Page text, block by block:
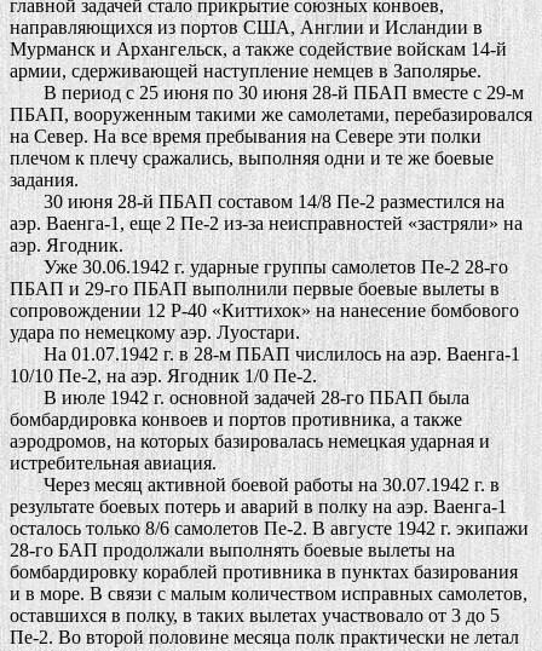
главной задачей стало прикрытие союзных конвоев,
направляющихся из портов США, Англии и Исландии в
Мурманск и Архангельск, а также содействие войскам 14-й
армии, сдерживающей наступление немцев в Заполярье.
В период с 25 июня по 30 июня 28-й ПБАП вместе с 29-м
ПБАП, вооруженным такими же самолетами, перебазировался
на Север. На все время пребывания на Севере эти полки
плечом к плечу сражались, выполняя одни и те же боевые
задания.
30 июня 28-й ПБАП составом 14/8 Пе-2 разместился на
аэр. Ваенга-1, еще 2 Пе-2 из-за неисправностей «застряли» на
аэр. Ягодник.
Уже 30.06.1942 г. ударные группы самолетов Пе-2 28-го
ПБАП и 29-го ПБАП выполнили первые боевые вылеты в
сопровождении 12 Р-40 «Киттихок» на нанесение бомбового
удара по немецкому аэр. Луостари.
На 01.07.1942 г. в 28-м ПБАП числилось на аэр. Ваенга-1
10/10 Пе-2, на аэр. Ягодник 1/0 Пе-2.
В июле 1942 г. основной задачей 28-го ПБАП была
бомбардировка конвоев и портов противника, а также
аэродромов, на которых базировалась немецкая ударная и
истребительная авиация.
Через месяц активной боевой работы на 30.07.1942 г. в
результате боевых потерь и аварий в полку на аэр. Ваенга-1
осталось только 8/6 самолетов Пе-2. В августе 1942 г. экипажи
28-го БАП продолжали выполнять боевые вылеты на
бомбардировку кораблей противника в пунктах базирования
и в море. В связи с малым количеством исправных самолетов,
оставшихся в полку, в таких вылетах участвовало от 3 до 5
Пе-2. Во второй половине месяца полк практически не летал